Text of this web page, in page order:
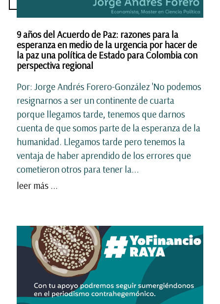
9 años del Acuerdo de Paz: razones para la
esperanza en medio de la urgencia por hacer de
la paz una política de Estado para Colombia con
perspectiva regional
Por: Jorge Andrés Forero-González 'No podemos
resignarnos a ser un continente de cuarta
porque llegamos tarde, tenemos que darnos
cuenta de que somos parte de la esperanza de la
humanidad. Llegamos tarde pero tenemos la
ventaja de haber aprendido de los errores que
cometieron otros para tener la...
leer más ...